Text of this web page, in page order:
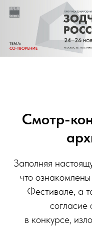
Смотр-
Заполняя
что
Фестивале, а
согласие
в конкурсе,